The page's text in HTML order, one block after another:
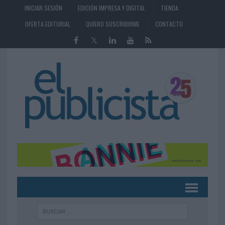
INICIAR SESIÓN EDICIÓN IMPRESA Y DIGITAL
TIENDA
OFERTA EDITORIAL
QUIERO SUSCRIBIRME CONTACTO